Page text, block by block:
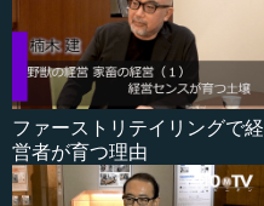
ファーストリテイリングで経
営者が育つ理由